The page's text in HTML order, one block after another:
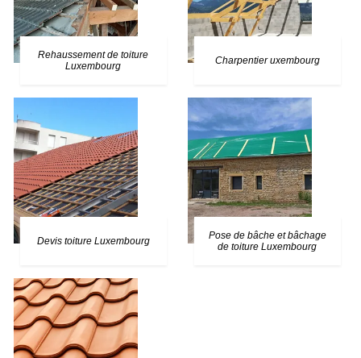
Rehaussement de toiture
Luxembourg
Charpentier uxembourg
Devis toiture Luxembourg
Pose de bâche et bâchage
de toiture Luxembourg